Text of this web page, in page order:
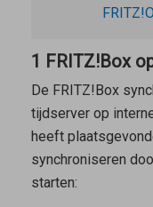
1 FRITZ!Box
De FRITZ!Box
tijdserver op
heeft
synchroniseren
starten: